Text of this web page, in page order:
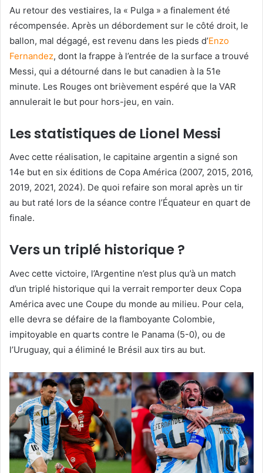
Au retour des vestiaires, la « Pulga » a finalement été
récompensée. Après un débordement sur le côté droit, le
ballon, mal dégagé, est revenu dans les pieds d’Enzo
Fernandez, dont la frappe à l’entrée de la surface a trouvé
Messi, qui a détourné dans le but canadien à la 51e
minute. Les Rouges ont brièvement espéré que la VAR
annulerait le but pour hors-jeu, en vain.
Les statistiques de Lionel Messi
Avec cette réalisation, le capitaine argentin a signé son
14e but en six éditions de Copa América (2007, 2015, 2016,
2019, 2021, 2024). De quoi refaire son moral après un tir
au but raté lors de la séance contre l’Équateur en quart de
finale.
Vers un triplé historique ?
Avec cette victoire, l’Argentine n’est plus qu’à un match
d’un triplé historique qui la verrait remporter deux Copa
América avec une Coupe du monde au milieu. Pour cela,
elle devra se défaire de la flamboyante Colombie,
impitoyable en quarts contre le Panama (5-0), ou de
l’Uruguay, qui a éliminé le Brésil aux tirs au but.